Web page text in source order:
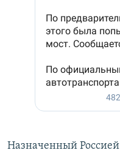
Назначенный Россией